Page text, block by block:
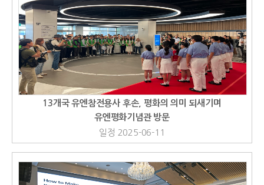
13개국 유엔참전용사 후손, 평화의 의미 되새기며
유엔평화기념관 방문
일정 2025-06-11